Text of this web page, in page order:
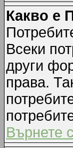
Какво е
Всеки
други
права.
Върнете